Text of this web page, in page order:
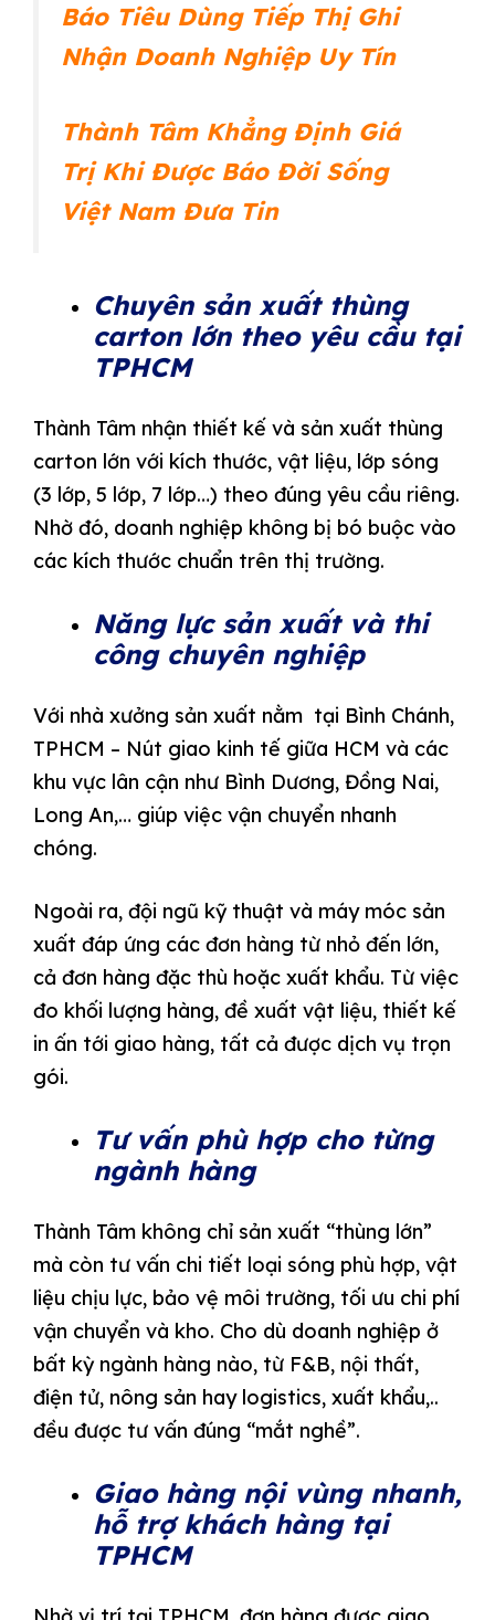
Báo Tiêu Dùng Tiếp Thị Ghi
Nhận Doanh Nghiệp Uy Tín
Thành Tâm Khẳng Định Giá
Trị Khi Được Báo Đời Sống
Việt Nam Đưa Tin
Chuyên sản xuất thùng
carton lớn theo yêu cầu tại
TPHCM
Thành Tâm nhận thiết kế và sản xuất thùng
carton lớn với kích thước, vật liệu, lớp sóng
(3 lớp, 5 lớp, 7 lớp…) theo đúng yêu cầu riêng.
Nhờ đó, doanh nghiệp không bị bó buộc vào
các kích thước chuẩn trên thị trường.
Năng lực sản xuất và thi
công chuyên nghiệp
Với nhà xưởng sản xuất nằm tại Bình Chánh,
TPHCM – Nút giao kinh tế giữa HCM và các
khu vực lân cận như Bình Dương, Đồng Nai,
Long An,… giúp việc vận chuyển nhanh
chóng.
Ngoài ra, đội ngũ kỹ thuật và máy móc sản
xuất đáp ứng các đơn hàng từ nhỏ đến lớn,
cả đơn hàng đặc thù hoặc xuất khẩu. Từ việc
đo khối lượng hàng, đề xuất vật liệu, thiết kế
in ấn tới giao hàng, tất cả được dịch vụ trọn
gói.
Tư vấn phù hợp cho từng
ngành hàng
Thành Tâm không chỉ sản xuất “thùng lớn”
mà còn tư vấn chi tiết loại sóng phù hợp, vật
liệu chịu lực, bảo vệ môi trường, tối ưu chi phí
vận chuyển và kho. Cho dù doanh nghiệp ở
bất kỳ ngành hàng nào, từ F&B, nội thất,
điện tử, nông sản hay logistics, xuất khẩu,..
đều được tư vấn đúng “mắt nghề”.
Giao hàng nội vùng nhanh,
hỗ trợ khách hàng tại
TPHCM